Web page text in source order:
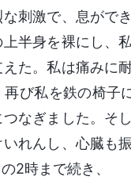
刺激で、息がで
半身を裸にし、
た。私は痛みに
び私を鉄の椅
なぎました。そ
れんし、心臓も
2時まで続き、